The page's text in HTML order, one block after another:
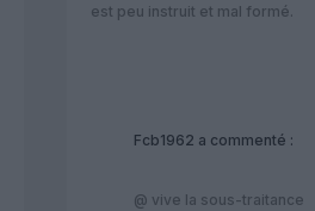
est peu instruit et mal formé.
Fcb1962 a commenté :
@ vive la sous-traitance